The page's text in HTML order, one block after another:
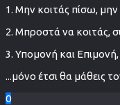
1. Μην κοιτάς πίσω, μην
2. Μπροστά να κοιτάς,
3. Υπομονή και
...μόνο έτσι θα
0